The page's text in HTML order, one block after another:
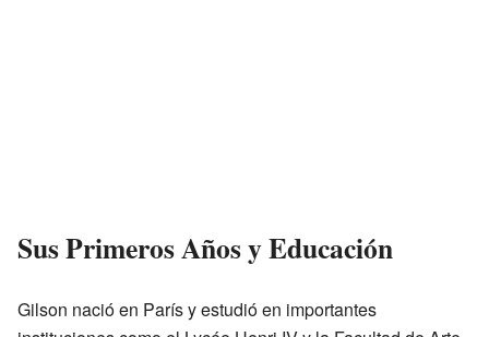
Sus Primeros Años y Educación
Gilson nació en París y estudió en importantes